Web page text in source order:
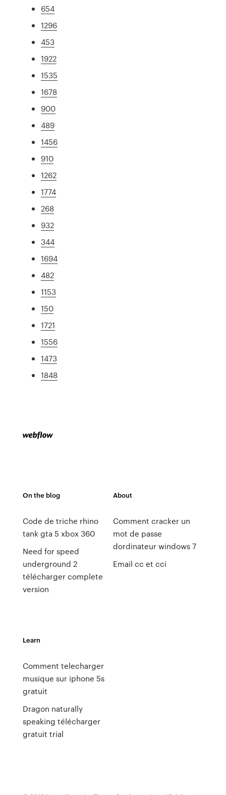
654
1296
453
1922
1535
1678
900
489
1456
910
1262
1774
268
932
344
1694
482
1153
150
1721
1556
1473
1848
On the blog
Code de triche rhino
tank gta 5 xbox 360
Need for speed
underground 2
télécharger complete
version
About
Comment cracker un
mot de passe
dordinateur windows 7
Email cc et cci
Learn
Comment telecharger
musique sur iphone 5s
gratuit
Dragon naturally
speaking télécharger
gratuit trial